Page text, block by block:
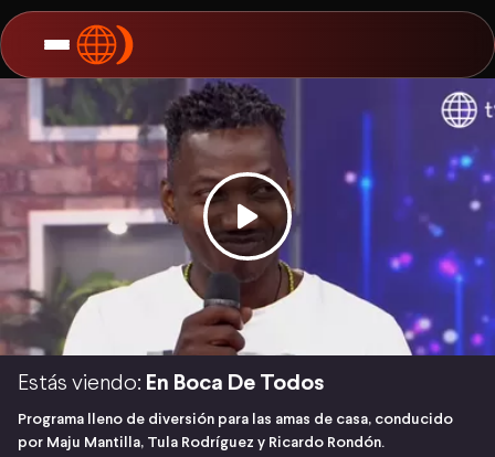
Estás viendo: En Boca De Todos
Programa lleno de diversión para las amas de casa, conducido
por Maju Mantilla, Tula Rodríguez y Ricardo Rondón.